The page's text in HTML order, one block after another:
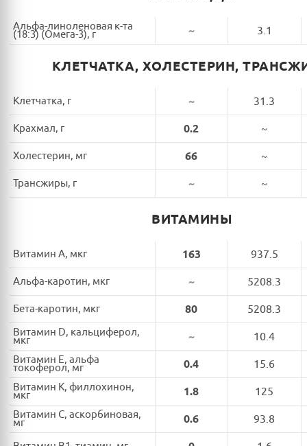
Альфа-линоленовая к-та
(18:3) (Омега-3), г ~ 3.1
КЛЕТЧАТКА, ХОЛЕСТЕРИН,
Клетчатка, г ~ 31.3
Крахмал, г 0.2 ~
Холестерин, мг 66 ~
Трансжиры, г ~ ~
ВИТАМИНЫ
Витамин A, мкг 163 937.5
Альфа-каротин, мкг ~ 5208.3
Бета-каротин, мкг 80 5208.3
Витамин D, кальциферол,
мкг ~ 10.4
Витамин E, альфа
токоферол, мг 0.4 15.6
Витамин K, филлохинон,
мкг 1.8 125
Витамин C, аскорбиновая,
мг 0.6 93.8